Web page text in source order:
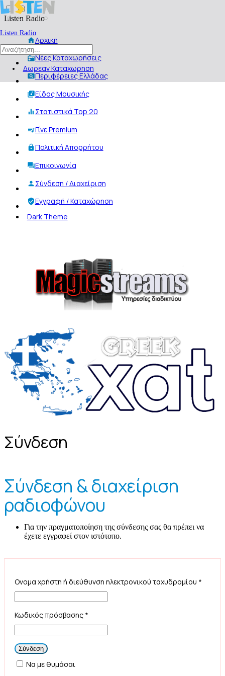
Listen Radio
Δωρεαν Καταχωρηση
Listen Radio
Αρχική
Νέες Καταχωρήσεις
Περιφέρειες Ελλάδας
Είδος Μουσικής
Στατιστικά Top 20
Γίνε Premium
Πολιτική Απορρήτου
Επικοινωνία
Σύνδεση / Διαχείριση
Εγγραφή / Καταχώρηση
Dark Theme
Σύνδεση
Σύνδεση & διαχείριση
ραδιοφώνου
Για την πραγματοποίηση της σύνδεσης σας θα πρέπει να
έχετε εγγραφεί στον ιστότοπο.
Ονομα χρήστη ή διεύθυνση ηλεκτρονικού ταχυδρομίου *
Κωδικός πρόσβασης *
Να με θυμάσαι